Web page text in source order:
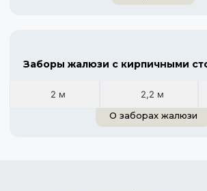
Заборы жалюзи с кирпичными
2 м 2,2 м
О заборах жалюзи